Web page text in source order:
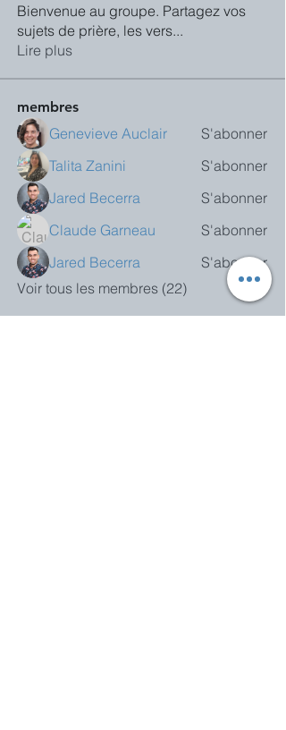
Bienvenue au groupe. Partagez vos
sujets de prière, les vers...
Lire plus
membres
Genevieve Auclair
S'abonner
Talita Zanini
S'abonner
Jared Becerra
S'abonner
Claude Garneau
S'abonner
Jared Becerra
S'abonner
Voir tous les membres (22)